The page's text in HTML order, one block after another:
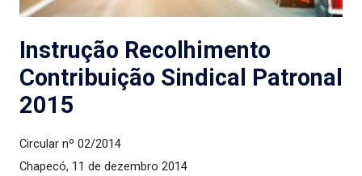
Instrução Recolhimento
Contribuição Sindical Patronal
2015
Circular nº 02/2014
Chapecó, 11 de dezembro 2014